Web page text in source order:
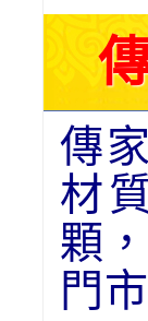
傳
材
顆
門